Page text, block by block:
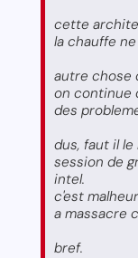
cette
la chauffe
autre chose
on continue
des
dus, faut il
session de
intel.
c'est
a massacre
bref.